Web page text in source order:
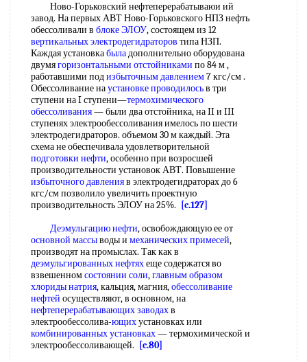
Ново-Горьковский нефтеперерабатываюи ий
завод. На первых АВТ Ново-Горьковского НПЗ нефть
обессоливали в блоке ЭЛОУ, состоящем из 12
вертикальных электродегидраторов типа НЗП.
Каждая установкабыладополнительно оборудована
двумягоризонтальными отстойниками по 84 м ,
работавшими подизбыточным давлением7 кгс/см .
Обессоливание наустановке проводилосьв три
ступени на I ступени—термохимического
обессоливания— были два отстойника, на II и III
ступенях электрообессоливания имелось по шести
электродегидраторов. объемом 30 м каждый. Эта
схема не обеспечивала удовлетворительной
подготовки нефти, особенно при возросшей
производительности установок АВТ. Повышение
избыточного давленияв электродегидраторах до 6
кгс/см позволило увеличить проектную
производительность ЭЛОУ на 25%.
[c.127]
Деэмульгацию нефти, освобождающую ее от
основной массыводы и механических примесей,
производят на промыслах. Так как в
деэмульгированных нефтяхеще содержатся во
взвешенномсостоянии соли,главным образом
хлориды натрия, кальция, магния,обессоливание
нефтей осуществляют, в основном, на
нефтеперерабатывающих заводахв
электрообессолива-ющихустановках или
комбинированных установках— термохимической и
электрообессоливающей.
[c.80]